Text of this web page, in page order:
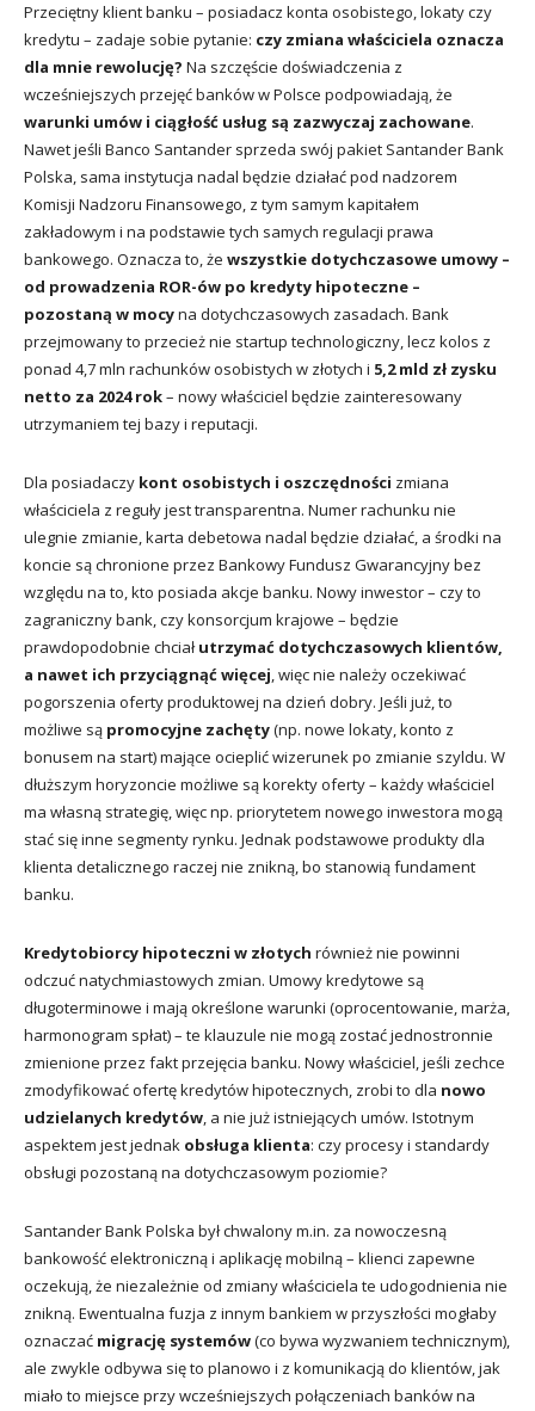
Przeciętny klient banku – posiadacz konta osobistego, lokaty czy
kredytu – zadaje sobie pytanie: czy zmiana właściciela oznacza
dla mnie rewolucję? Na szczęście doświadczenia z
wcześniejszych przejęć banków w Polsce podpowiadają, że
warunki umów i ciągłość usług są zazwyczaj zachowane.
Nawet jeśli Banco Santander sprzeda swój pakiet Santander Bank
Polska, sama instytucja nadal będzie działać pod nadzorem
Komisji Nadzoru Finansowego, z tym samym kapitałem
zakładowym i na podstawie tych samych regulacji prawa
bankowego. Oznacza to, że wszystkie dotychczasowe umowy –
od prowadzenia ROR-ów po kredyty hipoteczne –
pozostaną w mocyna dotychczasowych zasadach. Bank
przejmowany to przecież nie startup technologiczny, lecz kolos z
ponad 4,7 mln rachunków osobistych w złotych i 5,2 mld zł zysku
netto za 2024 rok– nowy właściciel będzie zainteresowany
utrzymaniem tej bazy i reputacji.
Dla posiadaczy kont osobistych i oszczędności zmiana
właściciela z reguły jest transparentna. Numer rachunku nie
ulegnie zmianie, karta debetowa nadal będzie działać, a środki na
koncie są chronione przez Bankowy Fundusz Gwarancyjny bez
względu na to, kto posiada akcje banku. Nowy inwestor – czy to
zagraniczny bank, czy konsorcjum krajowe – będzie
prawdopodobnie chciałutrzymać dotychczasowych klientów,
a nawet ich przyciągnąć więcej, więc nie należy oczekiwać
pogorszenia oferty produktowej na dzień dobry. Jeśli już, to
możliwe są promocyjne zachęty(np. nowe lokaty, konto z
bonusem na start) mające ocieplić wizerunek po zmianie szyldu. W
dłuższym horyzoncie możliwe są korekty oferty – każdy właściciel
ma własną strategię, więc np. priorytetem nowego inwestora mogą
stać się inne segmenty rynku. Jednak podstawowe produkty dla
klienta detalicznego raczej nie znikną, bo stanowią fundament
banku.
Kredytobiorcy hipoteczni w złotych również nie powinni
odczuć natychmiastowych zmian. Umowy kredytowe są
długoterminowe i mają określone warunki (oprocentowanie, marża,
harmonogram spłat) – te klauzule nie mogą zostać jednostronnie
zmienione przez fakt przejęcia banku. Nowy właściciel, jeśli zechce
zmodyfikować ofertę kredytów hipotecznych, zrobi to dla nowo
udzielanych kredytów, a nie już istniejących umów. Istotnym
aspektem jest jednak obsługa klienta: czy procesy i standardy
obsługi pozostaną na dotychczasowym poziomie?
Santander Bank Polska był chwalony m.in. za nowoczesną
bankowość elektroniczną i aplikację mobilną – klienci zapewne
oczekują, że niezależnie od zmiany właściciela te udogodnienia nie
znikną. Ewentualna fuzja z innym bankiem w przyszłości mogłaby
oznaczać migrację systemów(co bywa wyzwaniem technicznym),
ale zwykle odbywa się to planowo i z komunikacją do klientów, jak
miało to miejsce przy wcześniejszych połączeniach banków na